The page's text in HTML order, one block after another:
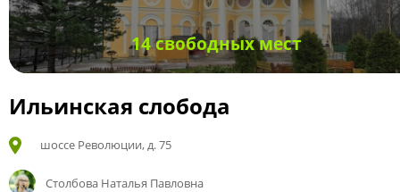
14 свободных мест
Ильинская слобода
шоссе Революции, д. 75
Столбова Наталья Павловна